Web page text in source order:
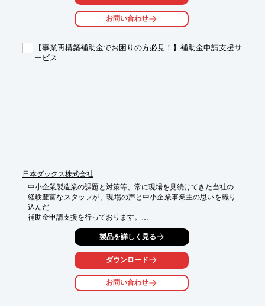
【活用シーン】
・生産ラインの自動化
・IoTを活用したデータ収集と分析
・AIによる異常検知システムの構築
お問い合わせ
【事業再構築補助金でお困りの方必見！】補助金申請支援サ
ービス
日本ダックス株式会社
中小企業製造業の課題と対策等、常に現場を見続けてきた当社の
経験豊富なスタッフが、現場の声と中小企業事業主の思いを織り
込んだ
補助金申請支援を行っております。
今迄に何回も応募したが不採択の事業者様、今回初めて応募する
事業者様も歓迎。
【支援の内訳】
■各種申請書作成支援：申請から採択まで全般
■必要な加点項目の取得：事業継続力強化計画・経営革新計画
■有効な認証取得：経営力向上計画・先端設備導入計画
製品を詳しく見る
ダウンロード
お問い合わせ